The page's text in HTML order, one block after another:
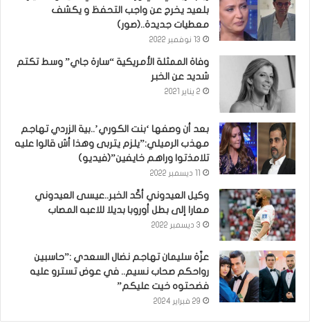
بلعيد يخرج عن واجب التحفظ و يكشف
معطيات جديدة..(صور)
13 نوفمبر 2022
وفاة الممثلة الأمريكية “سارة جاي” وسط تكتم
شديد عن الخبر
2 يناير 2021
بعد أن وصفها ‘بنت الكوري’..بية الزردي تهاجم
مهذب الرميلي:”يلزم يتربى وهذا أش قالوا عليه
تلامذتوا وراهم خايفين”(فيديو)
وكيل العيدوني أكّد الخبر..عيسى العيدوني
معارا إلى بطل أوروبا بديلا للاعبه المصاب
3 ديسمبر 2022
عزّة سليمان تهاجم نضال السعدي :”حاسبين
رواحكم صحاب نسيم.. في عوض تسترو عليه
فضحتوه خيت عليكم”
29 فبراير 2024